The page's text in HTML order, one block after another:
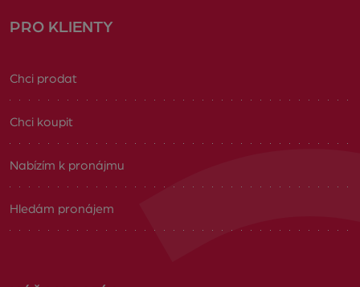
PRO KLIENTY
Chci prodat
Chci koupit
Nabízím k pronájmu
Hledám pronájem